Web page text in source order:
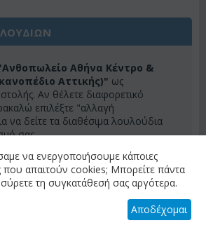
Αθήνα Κέντρο &
Αττικής)" ως
Αν θέλετε διαφορετικό
επιλέξτε "αλλαγή
να δείτε τα διαθέσιμα λουλούδια
σας.
ΠΡΟΟΡΙΣΜΟΥ
να ενεργοποιήσουμε κάποιες
που απαιτούν cookies; Μπορείτε πάντα
τη συγκατάθεσή σας αργότερα.
Αποδέχομαι